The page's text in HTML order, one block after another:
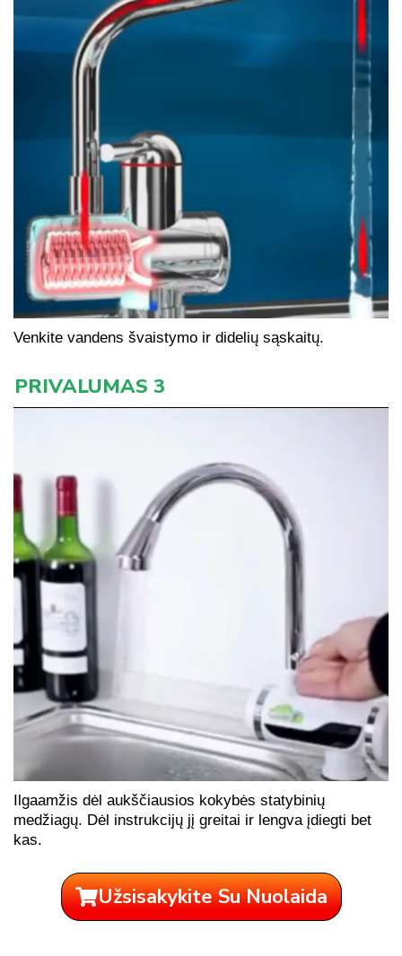
Venkite vandens švaistymo ir didelių sąskaitų.
PRIVALUMAS 3
Ilgaamžis dėl aukščiausios kokybės statybinių
medžiagų. Dėl instrukcijų jį greitai ir lengva įdiegti bet
kas.
Užsisakykite Su Nuolaida